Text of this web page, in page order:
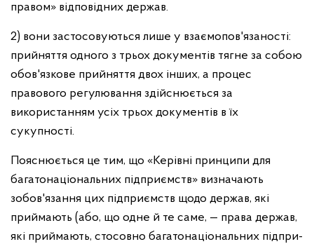
правом» відповідних держав.
2) вони застосовуються лише у взаємопов'язаності:
прийняття одного з трьох документів тягне за собою
обов'язкове прийняття двох інших, а процес
правового регулювання здійс­нюється за
використанням усіх трьох документів в їх
сукупності.
Пояснюється це тим, що «Керівні принципи для
багатонаціо­нальних підприємств» визначають
зобов'язання цих підприємств щодо держав, які
приймають (або, що одне й те саме, — права держав,
які приймають, стосовно багатонаціональних підпри­